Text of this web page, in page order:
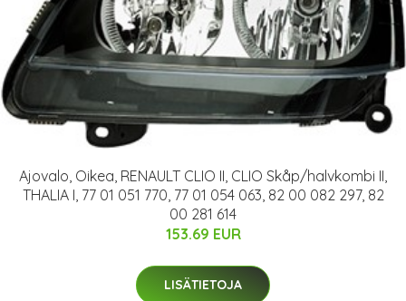
Ajovalo, Oikea, RENAULT CLIO II, CLIO Skåp/halvkombi II,
THALIA I, 77 01 051 770, 77 01 054 063, 82 00 082 297, 82
00 281 614
153.69 EUR
LISÄTIETOJA